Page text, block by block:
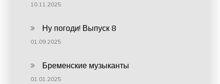
10.11.2025
Ну погоди! Выпуск 8
01.09.2025
Бременские музыканты
01.01.2025